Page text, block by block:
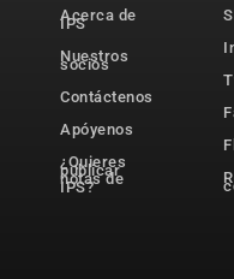
Acerca de
IPS
Nuestros
socios
Contáctenos
Apóyenos
¿Quieres
publicar
notas de
IPS?